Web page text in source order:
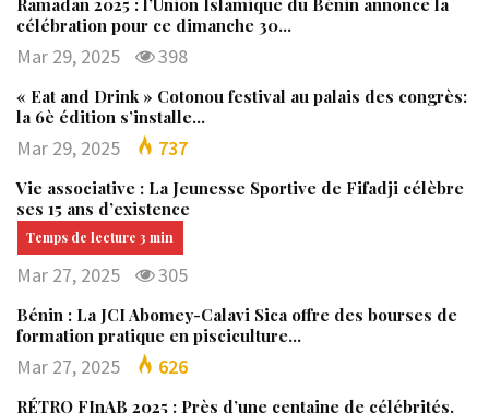
célébration pour ce dimanche 30…
Mar 29, 2025 398
« Eat and Drink » Cotonou festival au palais des congrès:
la 6è édition s’installe…
Mar 29, 2025 737
Vie associative : La Jeunesse Sportive de Fifadji célèbre
ses 15 ans d’existence
Mar 27, 2025 305
Bénin : La JCI Abomey-Calavi Sica offre des bourses de
formation pratique en pisciculture…
Mar 27, 2025 626
RÉTRO FInAB 2025 : Près d’une centaine de célébrités,